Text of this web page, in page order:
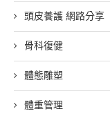
頭皮養護 網路分享
骨科復健
體態雕塑
體重管理